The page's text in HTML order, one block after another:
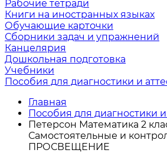
Рабочие тетради
Книги на иностранных языках
Обучающие карточки
Сборники задач и упражнений
Канцелярия
Дошкольная подготовка
Учебники
Пособия для диагностики и
Главная
Пособия для диагностики и
Петерсон Математика 2
Самостоятельные и
ПРОСВЕЩЕНИЕ